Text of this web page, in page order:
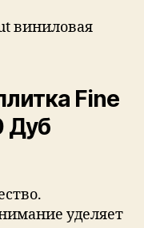
Fine
Дуб
уделяет